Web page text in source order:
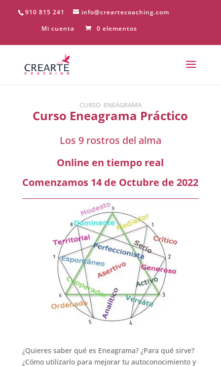
910 815 241
info@creartecoaching.com
Mi cuenta
0 elementos
CURSO ENEAGRAMA
Curso Eneagrama Práctico
Los 9 rostros del alma
Online en tiempo real
Comenzamos 14 de Octubre de 2022
¿Quieres saber qué es Eneagrama? ¿Para qué sirve?
¿Cómo utilizarlo para mejorar tu autoconocimiento y